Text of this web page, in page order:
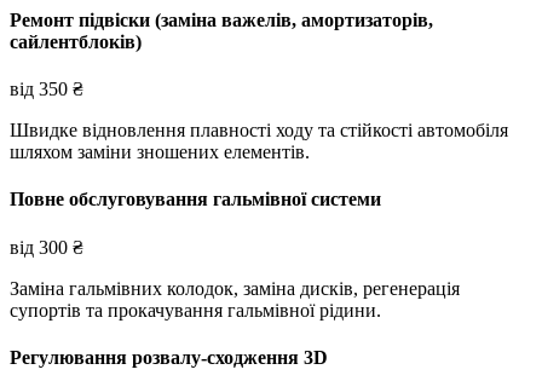
Ремонт підвіски (заміна важелів, амортизаторів,
сайлентблоків)
від 350 ₴
Швидке відновлення плавності ходу та стійкості автомобіля
шляхом заміни зношених елементів.
Повне обслуговування гальмівної системи
від 300 ₴
Заміна гальмівних колодок, заміна дисків, регенерація
супортів та прокачування гальмівної рідини.
Регулювання розвалу-сходження 3D